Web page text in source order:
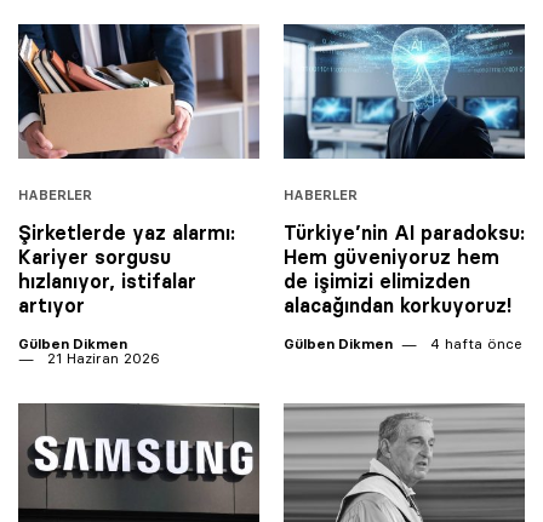
HABERLER
Şirketlerde yaz alarmı:
Kariyer sorgusu
hızlanıyor, istifalar
artıyor
Gülben Dikmen
21 Haziran 2026
HABERLER
Türkiye’nin AI paradoksu:
Hem güveniyoruz hem
de işimizi elimizden
alacağından korkuyoruz!
Gülben Dikmen 4 hafta önce